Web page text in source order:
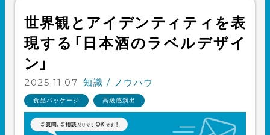
世界観とアイデンティティを表
現する「日本酒のラベルデザイ
ン」
2025.11.07 知識 / ノウハウ
食品パッケージ 高級感演出